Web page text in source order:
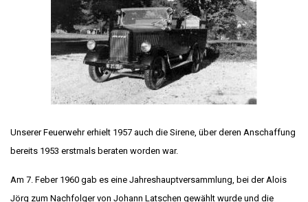
Unserer Feuerwehr erhielt 1957 auch die Sirene, über deren Anschaffung
bereits 1953 erstmals beraten worden war.
Am 7. Feber 1960 gab es eine Jahreshauptversammlung, bei der Alois
Jörg zum Nachfolger von Johann Latschen gewählt wurde und die